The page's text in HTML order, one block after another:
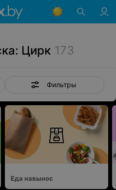
Цирк 173
Фильтры
Еда навынос